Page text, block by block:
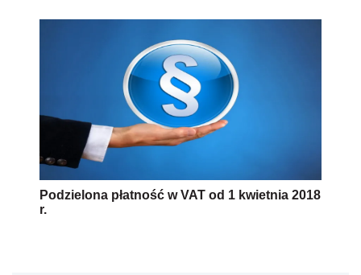
Podzielona płatność w VAT od 1 kwietnia 2018
r.